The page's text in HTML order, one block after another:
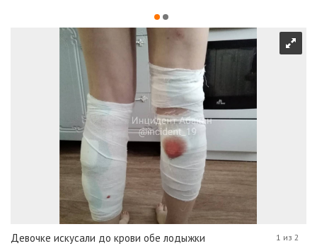
Девочке искусали до крови обе лодыжки 1 из 2